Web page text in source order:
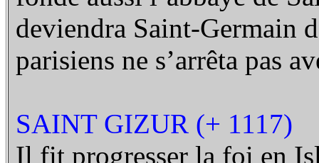
deviendra Saint-Germain
parisiens ne s’arrêta pas
SAINT GIZUR (+ 1117)
Il fit progresser la foi en